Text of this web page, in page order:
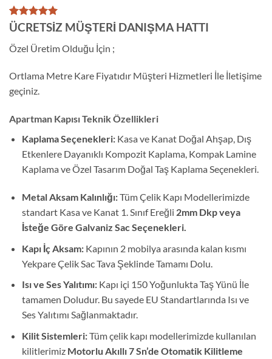
1
müşteri
puanına
dayanarak
5 üzerinden
ÜCRETSİZ MÜŞTERİ DANIŞMA HATTI
Özel Üretim Olduğu İçin ;
Ortlama Metre Kare Fiyatıdır Müşteri Hizmetleri İle İletişime
geçiniz.
Apartman Kapısı Teknik Özellikleri
Kaplama Seçenekleri: Kasa ve Kanat Doğal Ahşap, Dış
Etkenlere Dayanıklı Kompozit Kaplama, Kompak Lamine
Kaplama ve Özel Tasarım Doğal Taş Kaplama Seçenekleri.
Metal Aksam Kalınlığı:Tüm Çelik Kapı Modellerimizde
standart Kasa ve Kanat 1. Sınıf Ereğli 2mm Dkp veya
İsteğe Göre Galvaniz Sac Seçenekleri.
Kapı İç Aksam:Kapının 2 mobilya arasında kalan kısmı
Yekpare Çelik Sac Tava Şeklinde Tamamı Dolu.
Isı ve Ses Yalıtımı:Kapı içi 150 Yoğunlukta Taş Yünü İle
tamamen Doludur. Bu sayede EU Standartlarında Isı ve
Ses Yalıtımı Sağlanmaktadır.
Kilit Sistemleri:Tüm çelik kapı modellerimizde kullanılan
kilitlerimiz Motorlu Akıllı 7 Sn’de Otomatik Kilitleme